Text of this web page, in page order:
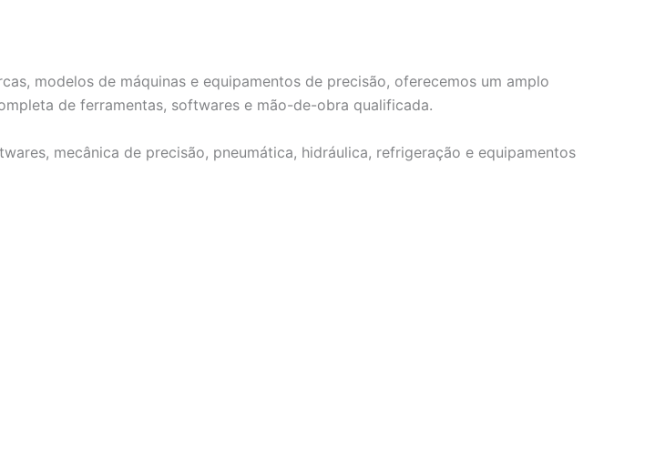
modelos de máquinas e equipamentos de precisão, oferecemos um amplo
de ferramentas, softwares e mão-de-obra qualificada.
mecânica de precisão, pneumática, hidráulica, refrigeração e equipamentos